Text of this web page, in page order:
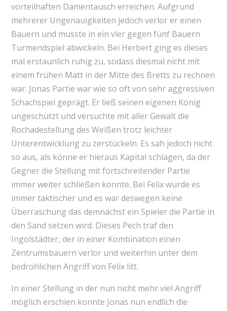
vorteilhaften Damentausch erreichen. Aufgrund
mehrerer Ungenauigkeiten jedoch verlor er einen
Bauern und musste in ein vier gegen fünf Bauern
Turmendspiel abwickeln. Bei Herbert ging es dieses
mal erstaunlich ruhig zu, sodass diesmal nicht mit
einem frühen Matt in der Mitte des Bretts zu rechnen
war. Jonas Partie war wie so oft von sehr aggressiven
Schachspiel geprägt. Er ließ seinen eigenen König
ungeschützt und versuchte mit aller Gewalt die
Rochadestellung des Weißen trotz leichter
Unterentwicklung zu zerstückeln. Es sah jedoch nicht
so aus, als könne er hieraus Kapital schlagen, da der
Gegner die Stellung mit fortschreitender Partie
immer weiter schließen konnte. Bei Felix wurde es
immer taktischer und es war deswegen keine
Überraschung das demnächst ein Spieler die Partie in
den Sand setzen wird. Dieses Pech traf den
Ingolstädter, der in einer Kombination einen
Zentrumsbauern verlor und weiterhin unter dem
bedrohlichen Angriff von Felix litt.
In einer Stellung in der nun nicht mehr viel Angriff
möglich erschien konnte Jonas nun endlich die